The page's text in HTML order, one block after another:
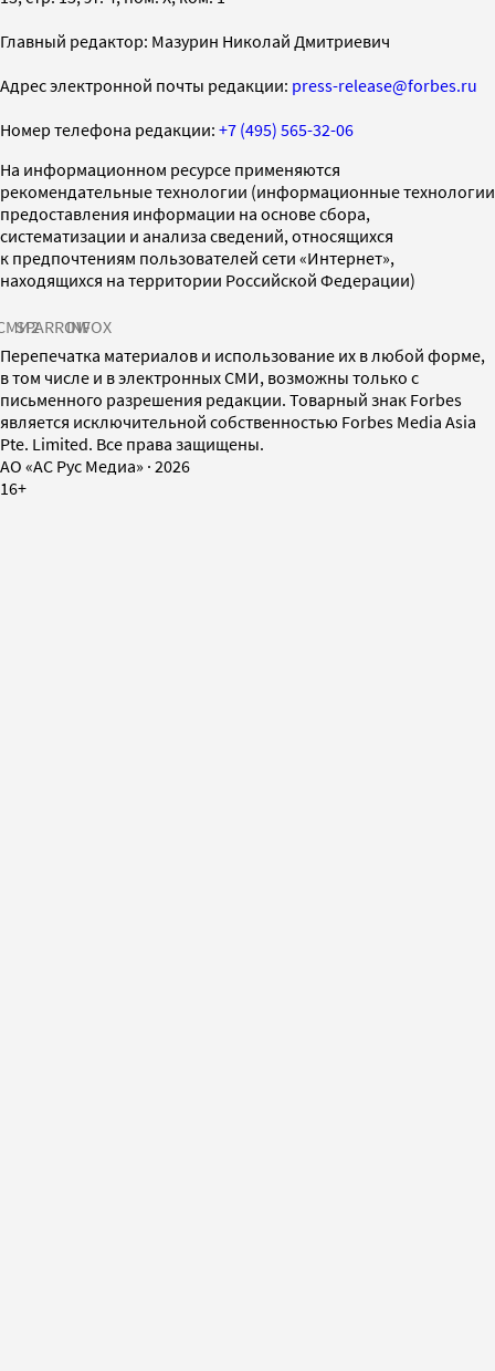
Главный редактор: Мазурин Николай Дмитриевич
Адрес электронной почты редакции: press-release@forbes.ru
Номер телефона редакции: +7 (495) 565-32-06
На информационном ресурсе применяются
рекомендательные технологии (информационные технологии
предоставления информации на основе сбора,
систематизации и анализа сведений, относящихся
к предпочтениям пользователей сети «Интернет»,
находящихся на территории Российской Федерации)
SPARROWINFOX
Перепечатка материалов и использование их в любой форме,
в том числе и в электронных СМИ, возможны только с
письменного разрешения редакции. Товарный знак Forbes
является исключительной собственностью Forbes Media Asia
Pte. Limited. Все права защищены.
AO «АС Рус Медиа» · 2026
16+